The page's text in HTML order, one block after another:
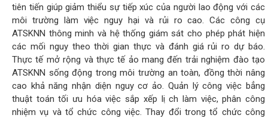
tiên tiến giúp giảm thiểu sự tiếp xúc của người lao động với các
môi trường làm việc nguy hại và rủi ro cao. Các công cụ
ATSKNN thông minh và hệ thống giám sát cho phép phát hiện
các mối nguy theo thời gian thực và đánh giá rủi ro dự báo.
Thực tế mở rộng và thực tế ảo mang đến trải nghiệm đào tạo
ATSKNN sống động trong môi trường an toàn, đồng thời nâng
cao khả năng nhận diện nguy cơ ảo. Quản lý công việc bẳng
thuật toán tối ưu hóa việc sắp xếp li ̣ch làm việc, phân công
nhiệm vụ và tổ chức công việc. Thay đổi trong tổ chức công